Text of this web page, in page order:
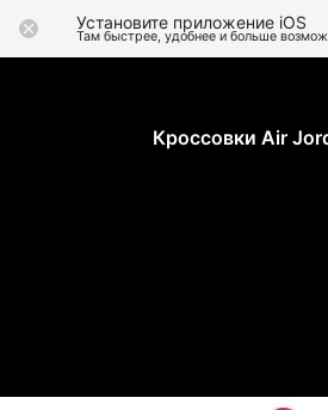
Установите приложение iOS
Там быстрее, удобнее и больше
Кроссовки Air